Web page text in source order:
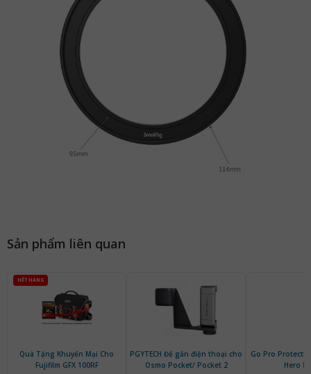
Sản phẩm liên quan
Quà Tặng Khuyến Mại Cho
Fujifilm GFX 100RF
HẾT HÀNG
PGYTECH Đế gắn điện thoại cho
Osmo Pocket/ Pocket 2
Go Pro
Hero 8